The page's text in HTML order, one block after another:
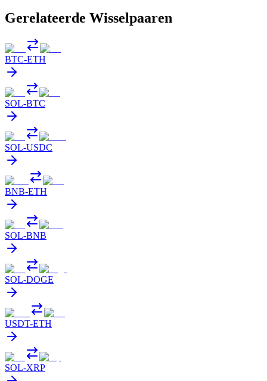
Gerelateerde Wisselpaaren
BTC-ETH
SOL-BTC
SOL-USDC
BNB-ETH
SOL-BNB
SOL-DOGE
USDT-ETH
SOL-XRP